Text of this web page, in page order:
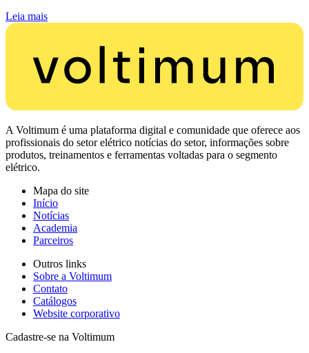
Leia mais
A Voltimum é uma plataforma digital e comunidade que oferece aos
profissionais do setor elétrico notícias do setor, informações sobre
produtos, treinamentos e ferramentas voltadas para o segmento
elétrico.
Mapa do site
Início
Notícias
Academia
Parceiros
Outros links
Sobre a Voltimum
Contato
Catálogos
Website corporativo
Cadastre-se na Voltimum